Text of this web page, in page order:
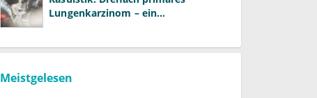
Lungenkarzinom – ein
Meistgelesen